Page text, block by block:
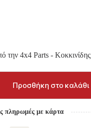
την 4x4 Parts - Κοκκινίδης
Προσθήκη στο καλάθι
πληρωμές με κάρτα